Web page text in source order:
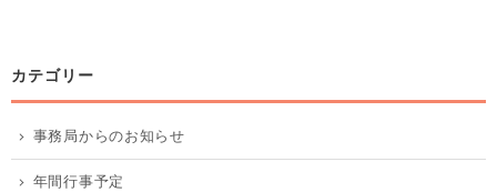
カテゴリー
事務局からのお知らせ
年間行事予定